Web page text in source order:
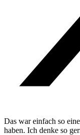
Das war einfach so
haben. Ich denke so